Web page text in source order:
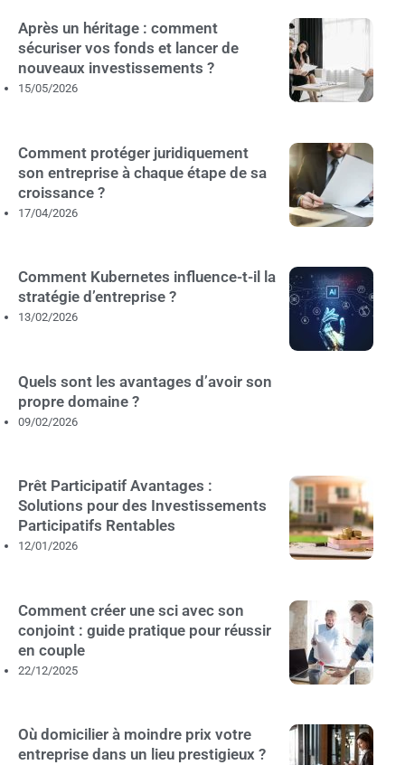
Après un héritage : comment
sécuriser vos fonds et lancer de
nouveaux investissements ?
15/05/2026
Comment protéger juridiquement
son entreprise à chaque étape de sa
croissance ?
17/04/2026
Comment Kubernetes influence-t-il la
stratégie d’entreprise ?
13/02/2026
Quels sont les avantages d’avoir son
propre domaine ?
09/02/2026
Prêt Participatif Avantages :
Solutions pour des Investissements
Participatifs Rentables
12/01/2026
Comment créer une sci avec son
conjoint : guide pratique pour réussir
en couple
22/12/2025
Où domicilier à moindre prix votre
entreprise dans un lieu prestigieux ?